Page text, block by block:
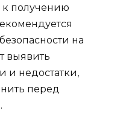
к получению
на
выявить
и недостатки,
перед